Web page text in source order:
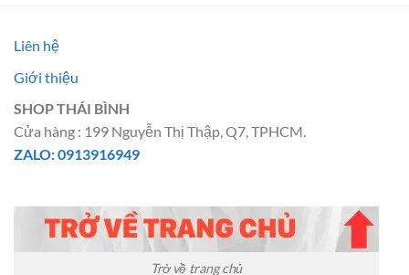
Liên hệ
Giới thiệu
SHOP THÁI BÌNH
Cửa hàng : 199 Nguyễn Thị Thập, Q7, TPHCM.
ZALO: 0913916949
Trở về trang chủ